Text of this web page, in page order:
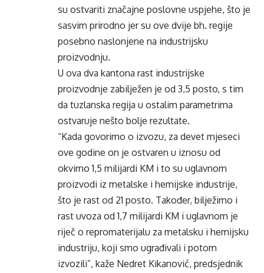
su ostvariti značajne poslovne uspjehe, što je
sasvim prirodno jer su ove dvije bh. regije
posebno naslonjene na industrijsku
proizvodnju.
U ova dva kantona rast industrijske
proizvodnje zabilježen je od 3,5 posto, s tim
da tuzlanska regija u ostalim parametrima
ostvaruje nešto bolje rezultate.
“Kada govorimo o izvozu, za devet mjeseci
ove godine on je ostvaren u iznosu od
okvirno 1,5 milijardi KM i to su uglavnom
proizvodi iz metalske i hemijske industrije,
što je rast od 21 posto. Također, bilježimo i
rast uvoza od 1,7 milijardi KM i uglavnom je
riječ o repromaterijalu za metalsku i hemijsku
industriju, koji smo ugrađivali i potom
izvozili”, kaže Nedret Kikanović, predsjednik